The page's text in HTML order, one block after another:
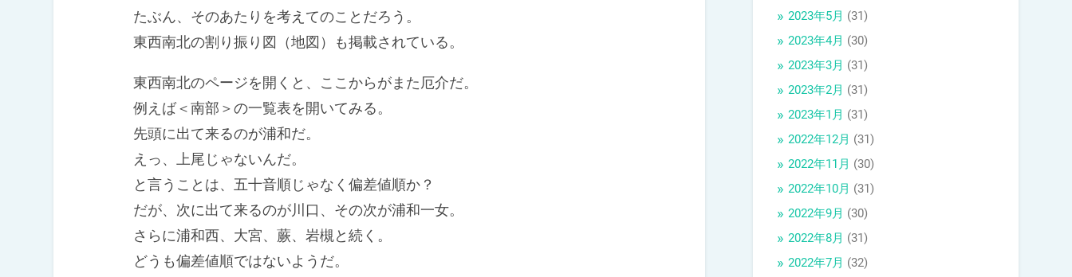
たぶん、そのあたりを考えてのことだろう。
東西南北の割り振り図（地図）も掲載されている。
東西南北のページを開くと、ここからがまた厄介だ。
例えば＜南部＞の一覧表を開いてみる。
先頭に出て来るのが浦和だ。
えっ、上尾じゃないんだ。
と言うことは、五十音順じゃなく偏差値順か？
だが、次に出て来るのが川口、その次が浦和一女。
さらに浦和西、大宮、蕨、岩槻と続く。
どうも偏差値順ではないようだ。
2023年5月 (31)
2023年4月 (30)
2023年3月 (31)
2023年2月 (31)
2023年1月 (31)
2022年12月 (31)
2022年11月 (30)
2022年10月 (31)
2022年9月 (30)
2022年8月 (31)
2022年7月 (32)